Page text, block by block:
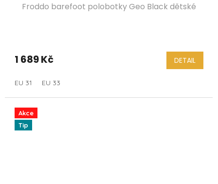
Froddo barefoot polobotky Geo Black dětské
1 689 Kč DETAIL
EU 31 EU 33
Akce
Tip